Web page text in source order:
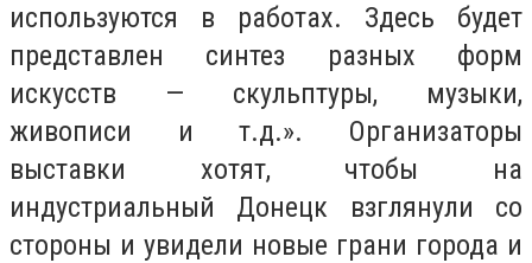
используются в работах. Здесь будет
представлен синтез разных форм
искусств — скульптуры, музыки,
живописи и т.д.». Организаторы
выставки хотят, чтобы на
индустриальный Донецк взглянули со
стороны и увидели новые грани города и